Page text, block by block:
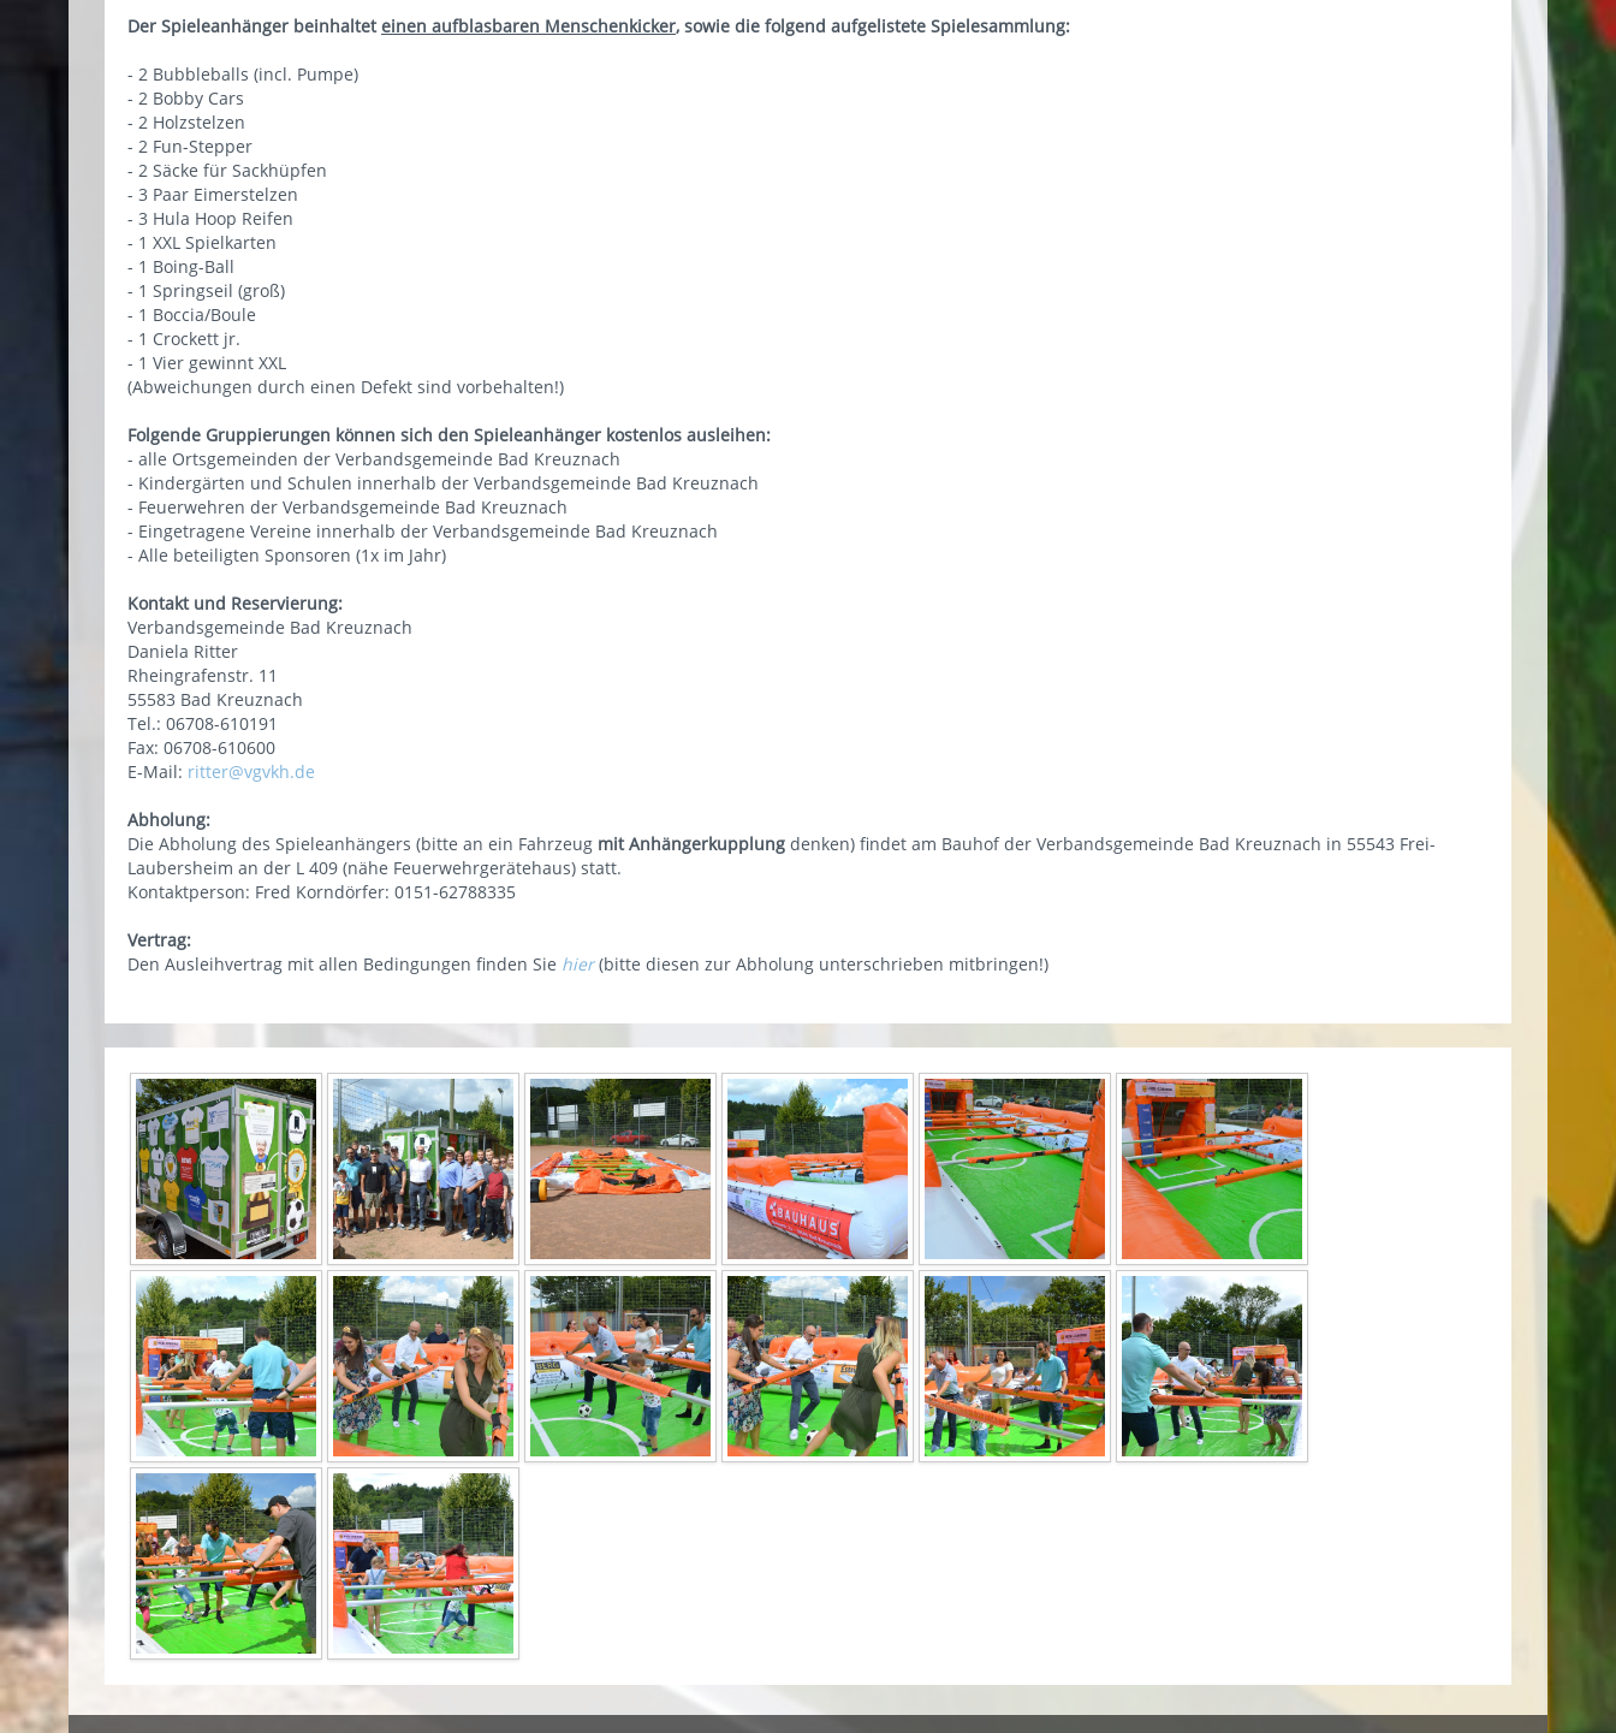
Der Spieleanhänger beinhalteteinen aufblasbaren Menschenkicker, sowie die folgend aufgelistete Spielesammlung:
- 2 Bubbleballs (incl. Pumpe)
- 2 Bobby Cars
- 2 Holzstelzen
- 2 Fun-Stepper
- 2 Säcke für Sackhüpfen
- 3 Paar Eimerstelzen
- 3 Hula Hoop Reifen
- 1 XXL Spielkarten
- 1 Boing-Ball
- 1 Springseil (groß)
- 1 Boccia/Boule
- 1 Crockett jr.
- 1 Vier gewinnt XXL
(Abweichungen durch einen Defekt sind vorbehalten!)
Folgende Gruppierungen können sich den Spieleanhänger kostenlos ausleihen:
- alle Ortsgemeinden der Verbandsgemeinde Bad Kreuznach
- Kindergärten und Schulen innerhalb der Verbandsgemeinde Bad Kreuznach
- Feuerwehren der Verbandsgemeinde Bad Kreuznach
- Eingetragene Vereine innerhalb der Verbandsgemeinde Bad Kreuznach
- Alle beteiligten Sponsoren (1x im Jahr)
Kontakt und Reservierung:
Verbandsgemeinde Bad Kreuznach
Daniela Ritter
Rheingrafenstr. 11
55583 Bad Kreuznach
Tel.: 06708-610191
Fax: 06708-610600
E-Mail: ritter@vgvkh.de
Abholung:
Die Abholung des Spieleanhängers (bitte an ein Fahrzeug mit Anhängerkupplung denken) findet am Bauhof der Verbandsgemeinde Bad Kreuznach in 55543 Frei-
Laubersheim an der L 409 (nähe Feuerwehrgerätehaus) statt.
Kontaktperson: Fred Korndörfer: 0151-62788335
Vertrag:
Den Ausleihvertrag mit allen Bedingungen finden Sie hier(bitte diesen zur Abholung unterschrieben mitbringen!)